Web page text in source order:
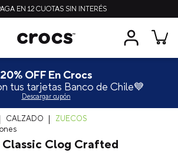
ENVÍOS A TODO CHILE
Únete al Crocs Club 🐊
primera compraSuscríbete
CALZADO ZUECOS
Classic Clog Crafted